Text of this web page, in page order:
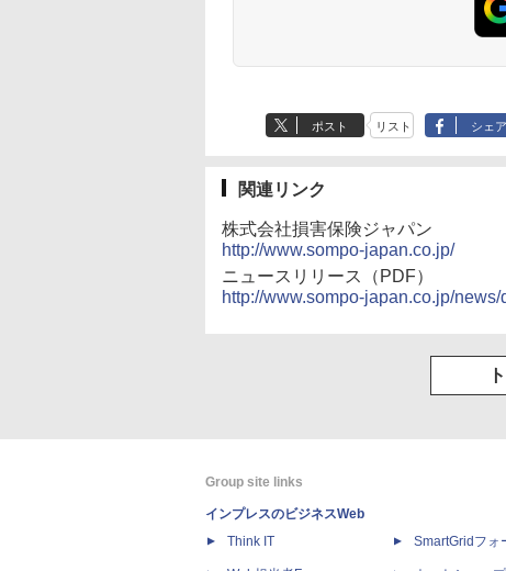
ポスト リスト シェア
関連リンク
株式会社損害保険ジャパン
http://www.sompo-japan.co.jp/
ニュースリリース（PDF）
http://www.sompo-japan.co.jp/
Group site links
インプレスのビジネスWeb
Think IT
SmartGridフォ